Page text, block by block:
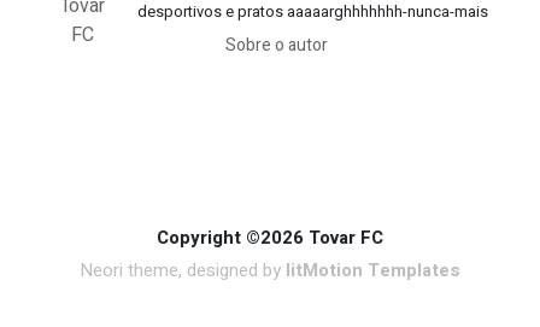
desportivos e pratos aaaaarghhhhhhh-nunca-mais
Sobre o autor
Copyright ©2026 Tovar FC
Neori theme, designed by litMotion Templates